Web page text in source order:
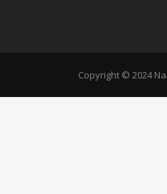
Copyright © 2024